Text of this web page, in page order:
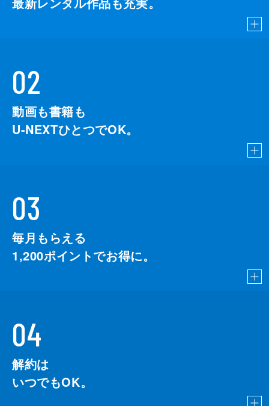
02
動画も書籍も
U-NEXTひとつでOK。
03
毎月もらえる
1,200ポイントでお得に。
04
解約は
いつでもOK。